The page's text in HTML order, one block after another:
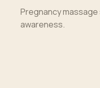
Pregnancy
awareness.